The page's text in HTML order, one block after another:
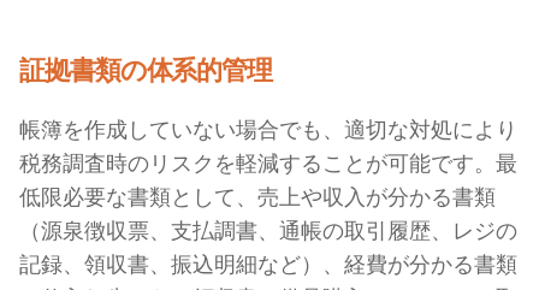
証拠書類の体系的管理
帳簿を作成していない場合でも、適切な対処により
税務調査時のリスクを軽減することが可能です。最
低限必要な書類として、売上や収入が分かる書類
（源泉徴収票、支払調書、通帳の取引履歴、レジの
記録、領収書、振込明細など）、経費が分かる書類